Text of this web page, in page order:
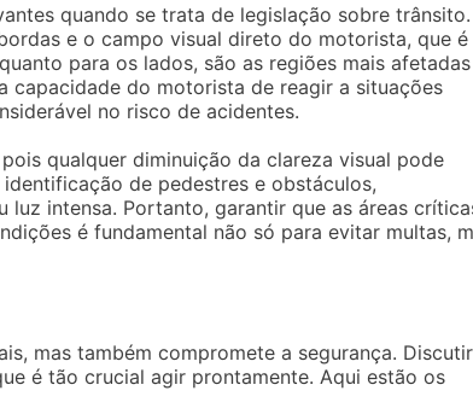
quando se trata de legislação sobre
e o campo visual direto do motorista, que é
para os lados, são as regiões mais afetadas
capacidade do motorista de reagir a situações
no risco de acidentes.
qualquer diminuição da clareza visual pode
de pedestres e obstáculos,
intensa. Portanto, garantir que as áreas
é fundamental não só para evitar multas,
mas também compromete a segurança.
é tão crucial agir prontamente. Aqui estão os